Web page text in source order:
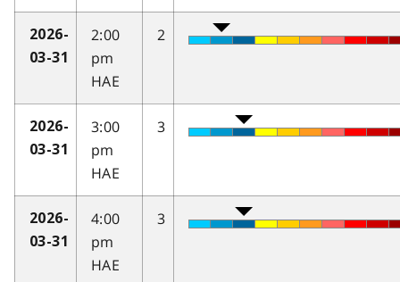
2026-
03-31
2:00
pm
HAE
2
2026-
03-31
3:00
pm
HAE
3
2026-
03-31
4:00
pm
HAE
3